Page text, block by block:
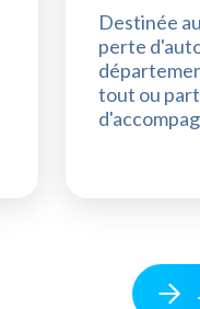
Destinée
perte
tout ou